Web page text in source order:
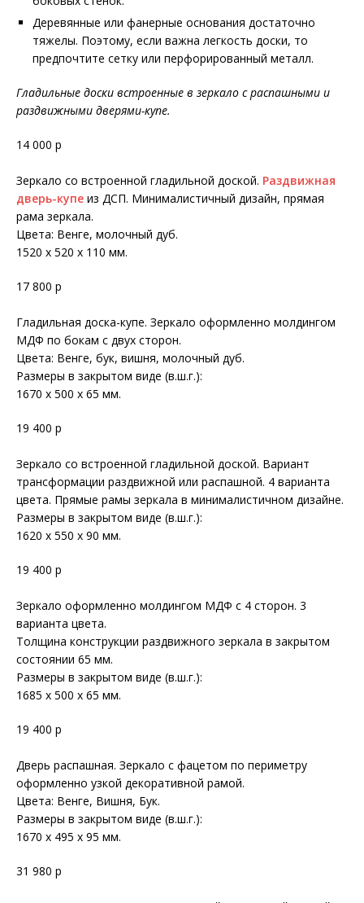
Деревянные или фанерные основания достаточно
тяжелы. Поэтому, если важна легкость доски, то
предпочтите сетку или перфорированный металл.
Гладильные доски встроенные в зеркало с распашными и
раздвижными дверями-купе.
14 000 р
Зеркало со встроенной гладильной доской. Раздвижная
дверь-купе из ДСП. Минималистичный дизайн, прямая
рама зеркала.
Цвета: Венге, молочный дуб.
1520 х 520 х 110 мм.
17 800 р
Гладильная доска-купе. Зеркало оформленно молдингом
МДФ по бокам с двух сторон.
Цвета: Венге, бук, вишня, молочный дуб.
Размеры в закрытом виде (в.ш.г.):
1670 х 500 х 65 мм.
19 400 р
Зеркало со встроенной гладильной доской. Вариант
трансформации раздвижной или распашной. 4 варианта
цвета. Прямые рамы зеркала в минималистичном дизайне.
Размеры в закрытом виде (в.ш.г.):
1620 х 550 х 90 мм.
19 400 р
Зеркало оформленно молдингом МДФ с 4 сторон. 3
варианта цвета.
Толщина конструкции раздвижного зеркала в закрытом
состоянии 65 мм.
Размеры в закрытом виде (в.ш.г.):
1685 х 500 х 65 мм.
19 400 р
Дверь распашная. Зеркало с фацетом по периметру
оформленно узкой декоративной рамой.
Цвета: Венге, Вишня, Бук.
Размеры в закрытом виде (в.ш.г.):
1670 х 495 х 95 мм.
31 980 р